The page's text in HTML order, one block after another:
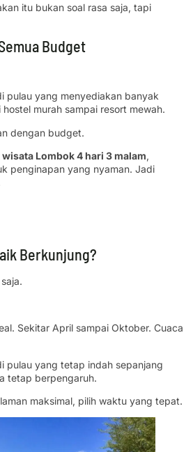
itu bukan soal rasa saja, tapi
Budget
pulau yang menyediakan banyak
murah sampai resort mewah.
dengan budget.
wisata Lombok 4 hari 3 malam,
penginapan yang nyaman. Jadi
Berkunjung?
Sekitar April sampai Oktober. Cuaca
pulau yang tetap indah sepanjang
tetap berpengaruh.
maksimal, pilih waktu yang tepat.